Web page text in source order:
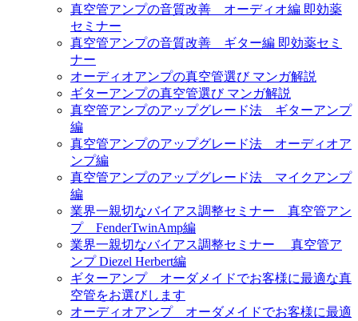
真空管アンプの音質改善 オーディオ編 即効薬
セミナー
真空管アンプの音質改善 ギター編 即効薬セミ
ナー
オーディオアンプの真空管選び マンガ解説
ギターアンプの真空管選び マンガ解説
真空管アンプのアップグレード法 ギターアンプ
編
真空管アンプのアップグレード法 オーディオア
ンプ編
真空管アンプのアップグレード法 マイクアンプ
編
業界一親切なバイアス調整セミナー 真空管アン
プ FenderTwinAmp編
業界一親切なバイアス調整セミナー 真空管ア
ンプ Diezel Herbert編
ギターアンプ オーダメイドでお客様に最適な真
空管をお選びします
オーディオアンプ オーダメイドでお客様に最適